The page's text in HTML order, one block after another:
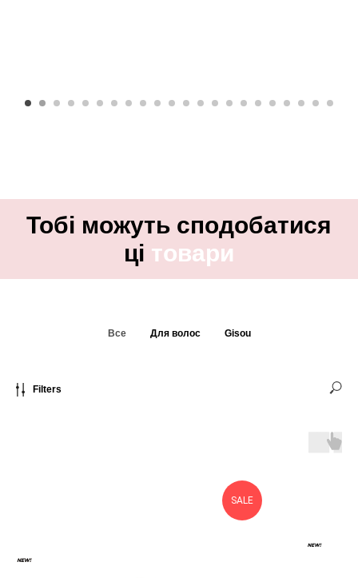
Тобі можуть сподобатися
ці товари
Все Для волос Gisou
Filters
SALE